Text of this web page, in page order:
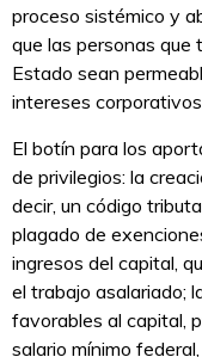
proceso sistémico y
que las personas que
Estado sean
intereses corporativos.
El botín para los
de privilegios: la
decir, un código
plagado de
ingresos del capital,
el trabajo asalariado;
favorables al capital,
salario mínimo